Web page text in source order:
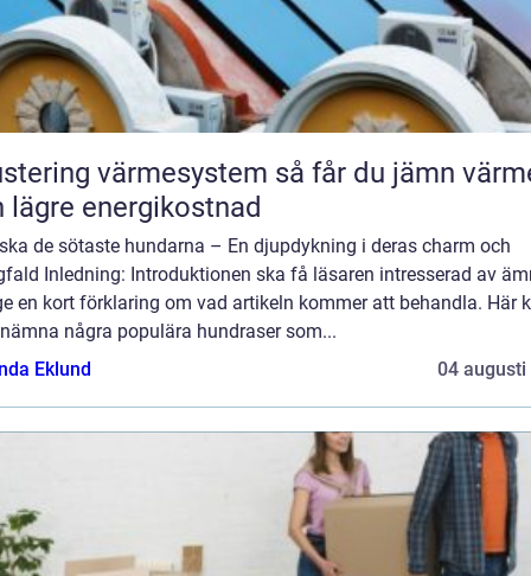
värmesystem så får du jämn värme
lägre energikostnad
de sötaste hundarna – En djupdykning i deras charm och
Inledning: Introduktionen ska få läsaren intresserad av
en kort förklaring om vad artikeln kommer att behandla. Här
några populära hundraser som...
Eklund
04 augusti